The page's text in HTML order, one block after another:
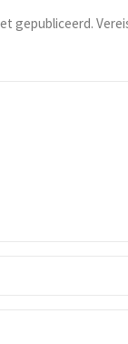
gepubliceerd.